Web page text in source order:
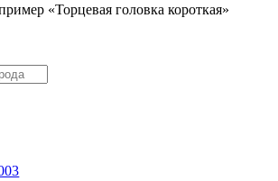
«Торцевая головка короткая»